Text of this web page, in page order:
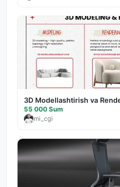
3D Modellashtirish va
55 000 Sum
mi_cgi